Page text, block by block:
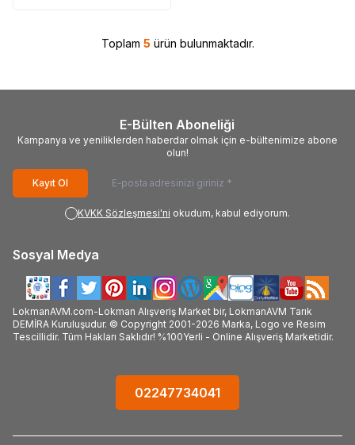
Toplam 5 ürün bulunmaktadır.
E-Bülten Aboneliği
Kampanya ve yeniliklerden haberdar olmak için e-bültenimize abone
olun!
Kayıt Ol
KVKK Sözleşmesi'ni okudum, kabul ediyorum.
Sosyal Medya
LokmanAVM.com-Lokman Alışveriş Market bir, LokmanAVM Tarık
DEMİRA Kuruluşudur. © Copyright 2001-2026 Marka, Logo ve Resim
Tescillidir. Tüm Hakları Saklıdır! %100Yerli - Online Alışveriş Marketidir.
02247734041